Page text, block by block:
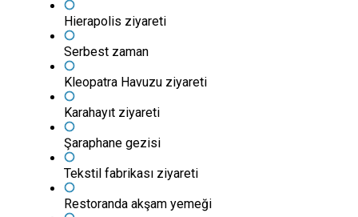
Hierapolis ziyareti
Serbest zaman
Kleopatra Havuzu ziyareti
Karahayıt ziyareti
Şaraphane gezisi
Tekstil fabrikası ziyareti
Restoranda akşam yemeği